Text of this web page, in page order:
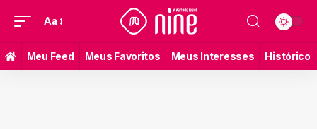
Aa
Meu Feed Meus Favoritos Meus Interesses Histórico